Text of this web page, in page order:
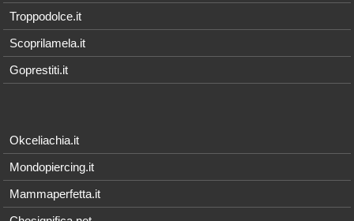
Troppodolce.it
Scoprilamela.it
Goprestiti.it
Okceliachia.it
Mondopiercing.it
Mammaperfetta.it